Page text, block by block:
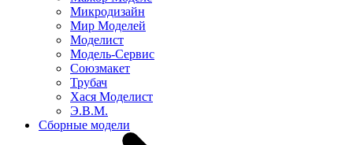
Микродизайн
Мир Моделей
Моделист
Модель-Сервис
Союзмакет
Трубач
Хася Моделист
Э.В.М.
Сборные модели